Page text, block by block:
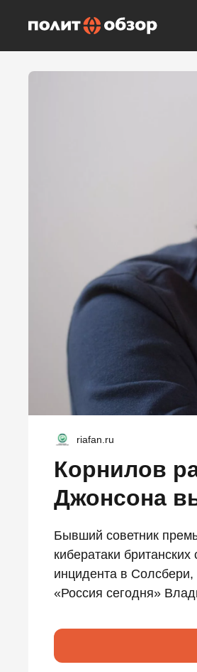
riafan.ru
Корнилов
Джонсона
Бывший советник
кибератаки
инцидента в
«Россия сегодня»